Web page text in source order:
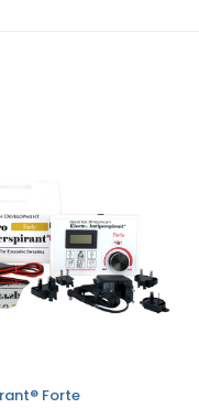
Forte